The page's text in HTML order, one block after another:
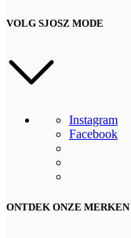
VOLG SJOSZ MODE
Instagram
Facebook
ONTDEK ONZE MERKEN